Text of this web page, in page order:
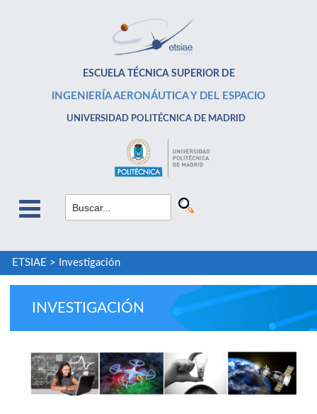
ESCUELA TÉCNICA SUPERIOR DE
INGENIERÍA AERONÁUTICA Y DEL ESPACIO
UNIVERSIDAD POLITÉCNICA DE MADRID
ETSIAE > Investigación
INVESTIGACIÓN